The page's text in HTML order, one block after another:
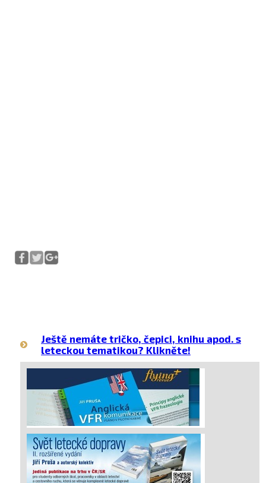
Ještě nemáte tričko, čepici, knihu apod. s
leteckou tematikou? Klikněte!